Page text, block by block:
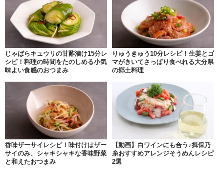
じゃばらキュウリの甘酢漬け15分レ
シピ！料理の時間をたのしめる小気
味よい食感のおつまみ
りゅうきゅう10分レシピ！生姜とゴ
マがきいてさっぱり食べれる大分県
の郷土料理
香味ザーサイレシピ！味付けはザー
サイのみ、シャキシャキな香味野菜
と和えたおつまみ
【動画】白ワインにも合う♪揖保乃
糸おすすめアレンジそうめんレシピ
2選